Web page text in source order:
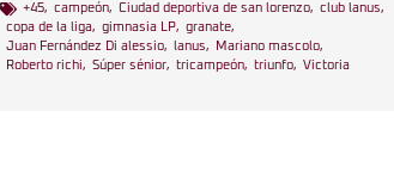
+45, campeón, Ciudad deportiva de san lorenzo, club lanus,
copa de la liga, gimnasia LP, granate,
Juan Fernández Di alessio, lanus, Mariano mascolo,
Roberto richi, Súper sénior, tricampeón, triunfo, Victoria